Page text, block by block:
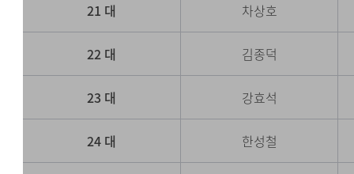
21 대 차상호
22 대 김종덕
23 대 강효석
24 대 한성철